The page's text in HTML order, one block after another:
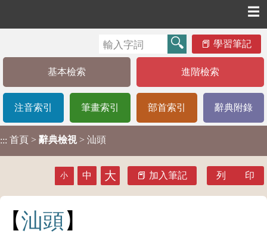
☰
學習筆記
基本檢索 進階檢索
注音索引 筆畫索引 部首索引 辭典附錄
::: 首頁 > 辭典檢視 > 汕頭
小 中 大 加入筆記 列 印
汕頭